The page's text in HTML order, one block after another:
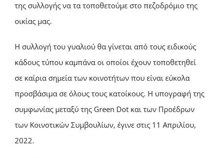
της συλλογής να τα τοποθετούμε στο πεζοδρόμιο της
οικίας μας.
Η συλλογή του γυαλιού θα γίνεται από τους ειδικούς
κάδους τύπου καμπάνα οι οποίοι έχουν τοποθετηθεί
σε καίρια σημεία των κοινοτήτων που είναι εύκολα
προσβάσιμα σε όλους τους κατοίκους. Η υπογραφή της
συμφωνίας μεταξύ της Green Dot και των Προέδρων
των Κοινοτικών Συμβουλίων, έγινε στις 11 Απριλίου,
2022.